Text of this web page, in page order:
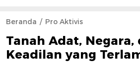
Beranda Pro Aktivis
Tanah Adat, Negara,
Keadilan yang